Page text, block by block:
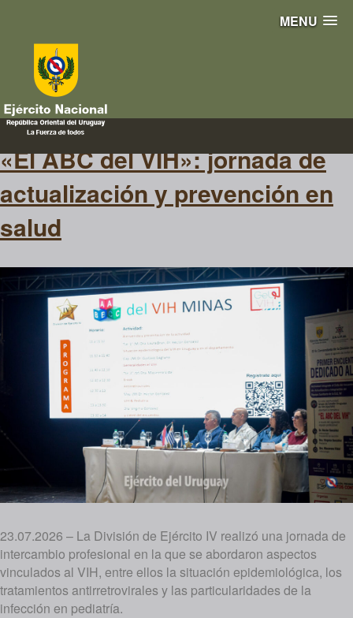
MENU
prevención
«El ABC del VIH»: jornada de
actualización y prevención en
salud
23.07.2026 – La División de Ejército IV realizó una jornada de
intercambio profesional en la que se abordaron aspectos
vinculados al VIH, entre ellos la situación epidemiológica, los
tratamientos antirretrovirales y las particularidades de la
infección en pediatría.